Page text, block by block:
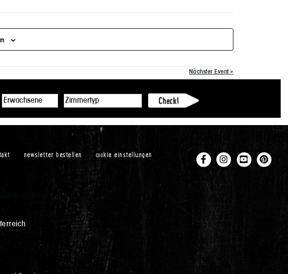
Nächster Event»
newsletter bestellen cookie einstellungen